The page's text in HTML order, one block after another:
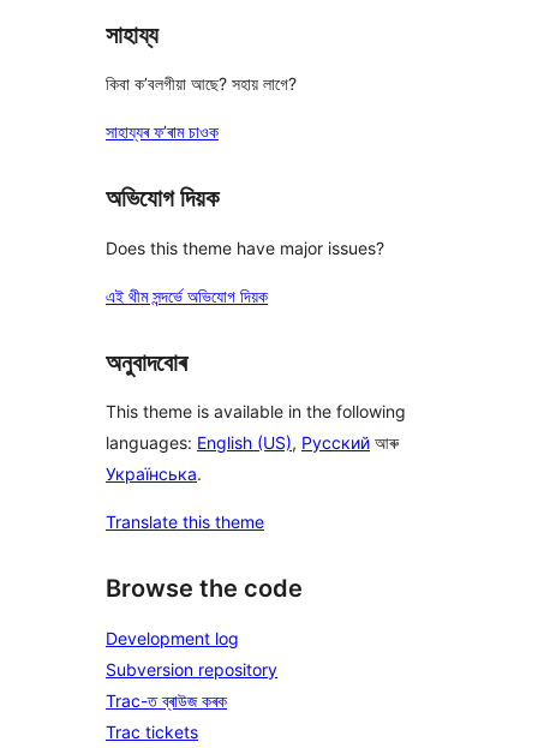
সাহায্য
কিবা ক’বলগীয়া আছে? সহায় লাগে?
সাহায্যৰ ফ’ৰাম চাওক
অভিযোগ দিয়ক
Does this theme have major issues?
এই থীম সন্দৰ্ভে অভিযোগ দিয়ক
অনুবাদবোৰ
This theme is available in the following
languages: English (US), Русский আৰু
Українська.
Translate this theme
Browse the code
Development log
Subversion repository
Trac-ত ব্ৰাউজ কৰক
Trac tickets